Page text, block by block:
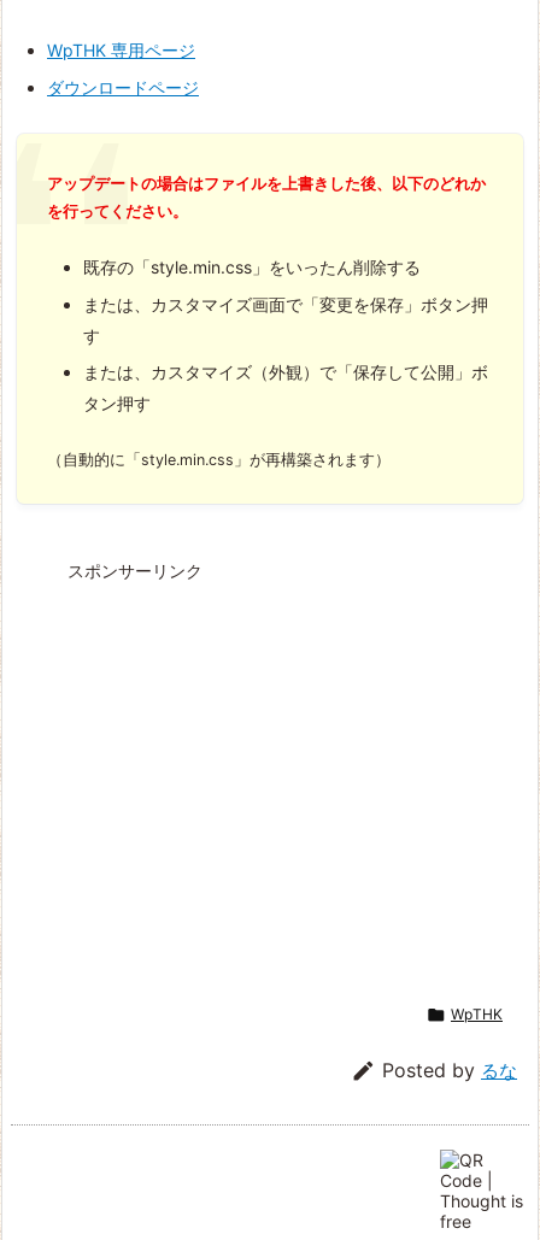
WpTHK 専用ページ
ダウンロードページ
アップデートの場合はファイルを上書きした後、以下のどれか
を行ってください。
既存の「style.min.css」をいったん削除する
または、カスタマイズ画面で「変更を保存」ボタン押
す
または、カスタマイズ（外観）で「保存して公開」ボ
タン押す
（自動的に「style.min.css」が再構築されます）
スポンサーリンク
 WpTHK
 Posted by るな